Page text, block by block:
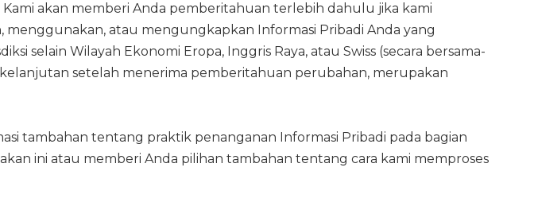
akan memberi Anda pemberitahuan terlebih dahulu jika kami
atau mengungkapkan Informasi Pribadi Anda yang
selain Wilayah Ekonomi Eropa, Inggris Raya, atau Swiss (secara bersama-
setelah menerima pemberitahuan perubahan, merupakan
tambahan tentang praktik penanganan Informasi Pribadi pada bagian
ini atau memberi Anda pilihan tambahan tentang cara kami memproses